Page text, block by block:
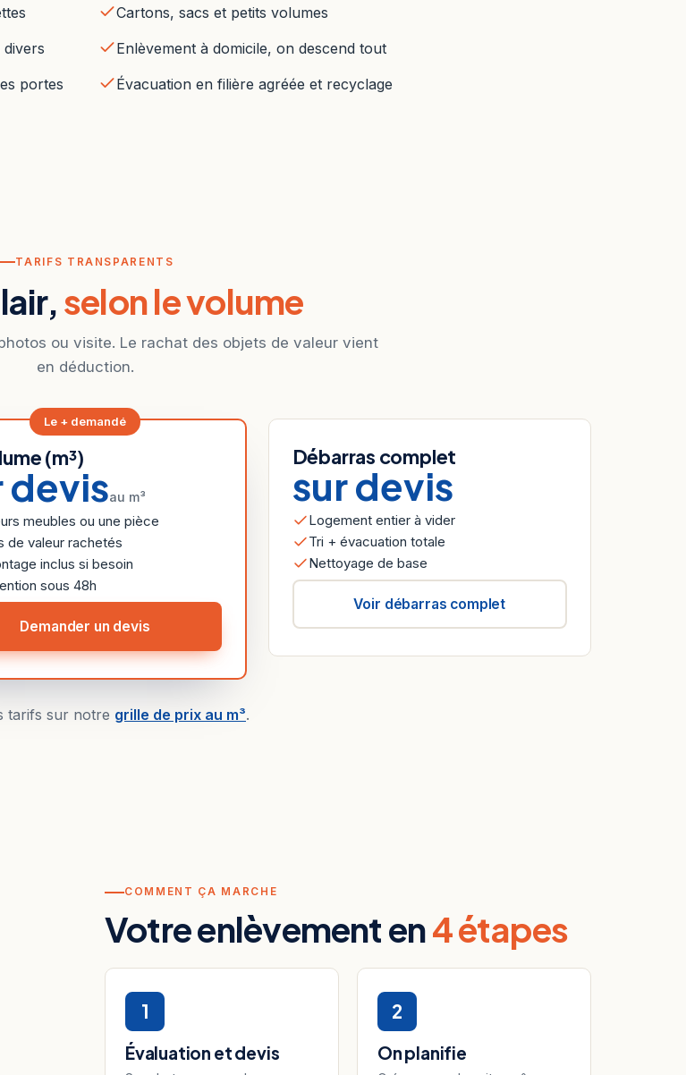
Cartons, sacs et petits volumes
Enlèvement à domicile, on descend tout
portes
Évacuation en filière agréée et recyclage
TARIFS TRANSPARENTS
selon le volume
ou visite. Le rachat des objets de valeur vient
en déduction.
Le + demandé
(m³)
devisau m³
meubles ou une pièce
de valeur rachetés
inclus si besoin
sous 48h
Demander un devis
Débarras complet
sur devis
Logement entier à vider
Tri + évacuation totale
Nettoyage de base
Voir débarras complet
tarifs sur notre grille de prix au m³.
COMMENT ÇA MARCHE
Votre enlèvement en4 étapes
1
Évaluation et devis
2
On planifie